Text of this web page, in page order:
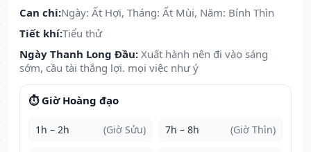
Can chi:Ngày: Ất Hợi, Tháng: Ất Mùi, Năm: Bính Thìn
Tiết khí:Tiểu thử
Ngày Thanh Long Đầu: Xuất hành nên đi vào sáng
sớm, cầu tài thắng lợi. mọi việc như ý
⏱️ Giờ Hoàng đạo
1h – 2h (Giờ Sửu) 7h – 8h (Giờ Thìn)